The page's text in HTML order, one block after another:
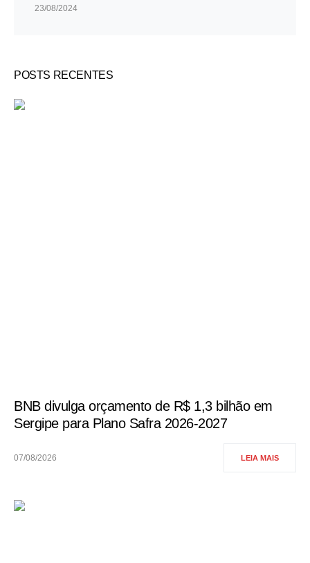
23/08/2024
POSTS RECENTES
BNB divulga orçamento de R$ 1,3 bilhão em
Sergipe para Plano Safra 2026-2027
07/08/2026 LEIA MAIS